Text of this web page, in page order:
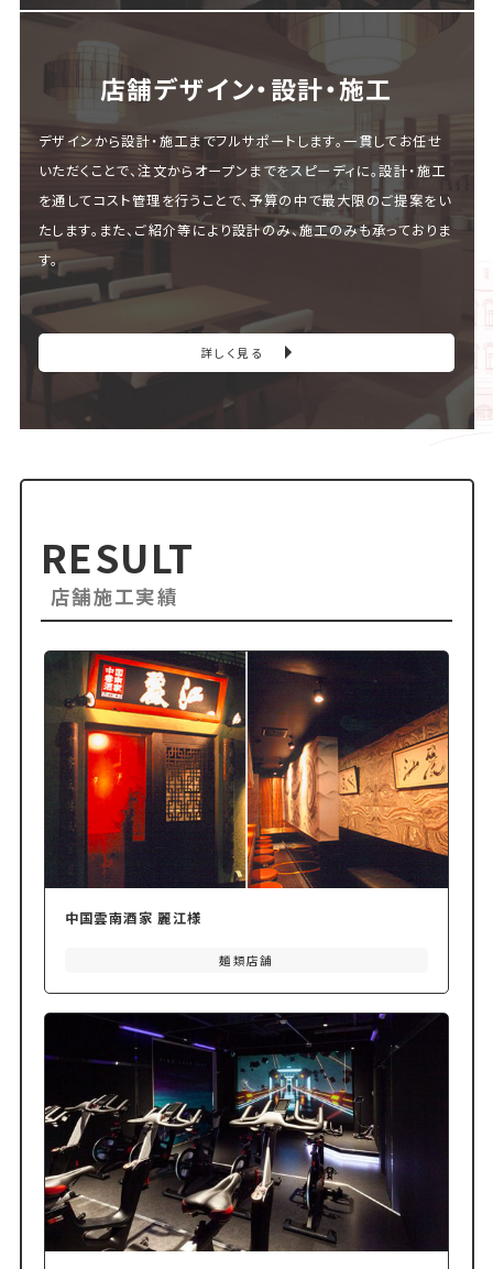
店舗デザイン・設計・施⼯
デザインから設計・施工までフルサポートします。一貫してお任せ
いただくことで、注文からオープンまでをスピーディに。設計・施工
を通してコスト管理を行うことで、予算の中で最大限のご提案をい
たします。また、ご紹介等により設計のみ、施工のみも承っておりま
す。
詳しく見る
RESULT
店舗施工実績
中国雲南酒家 麗江様
麺類店舗